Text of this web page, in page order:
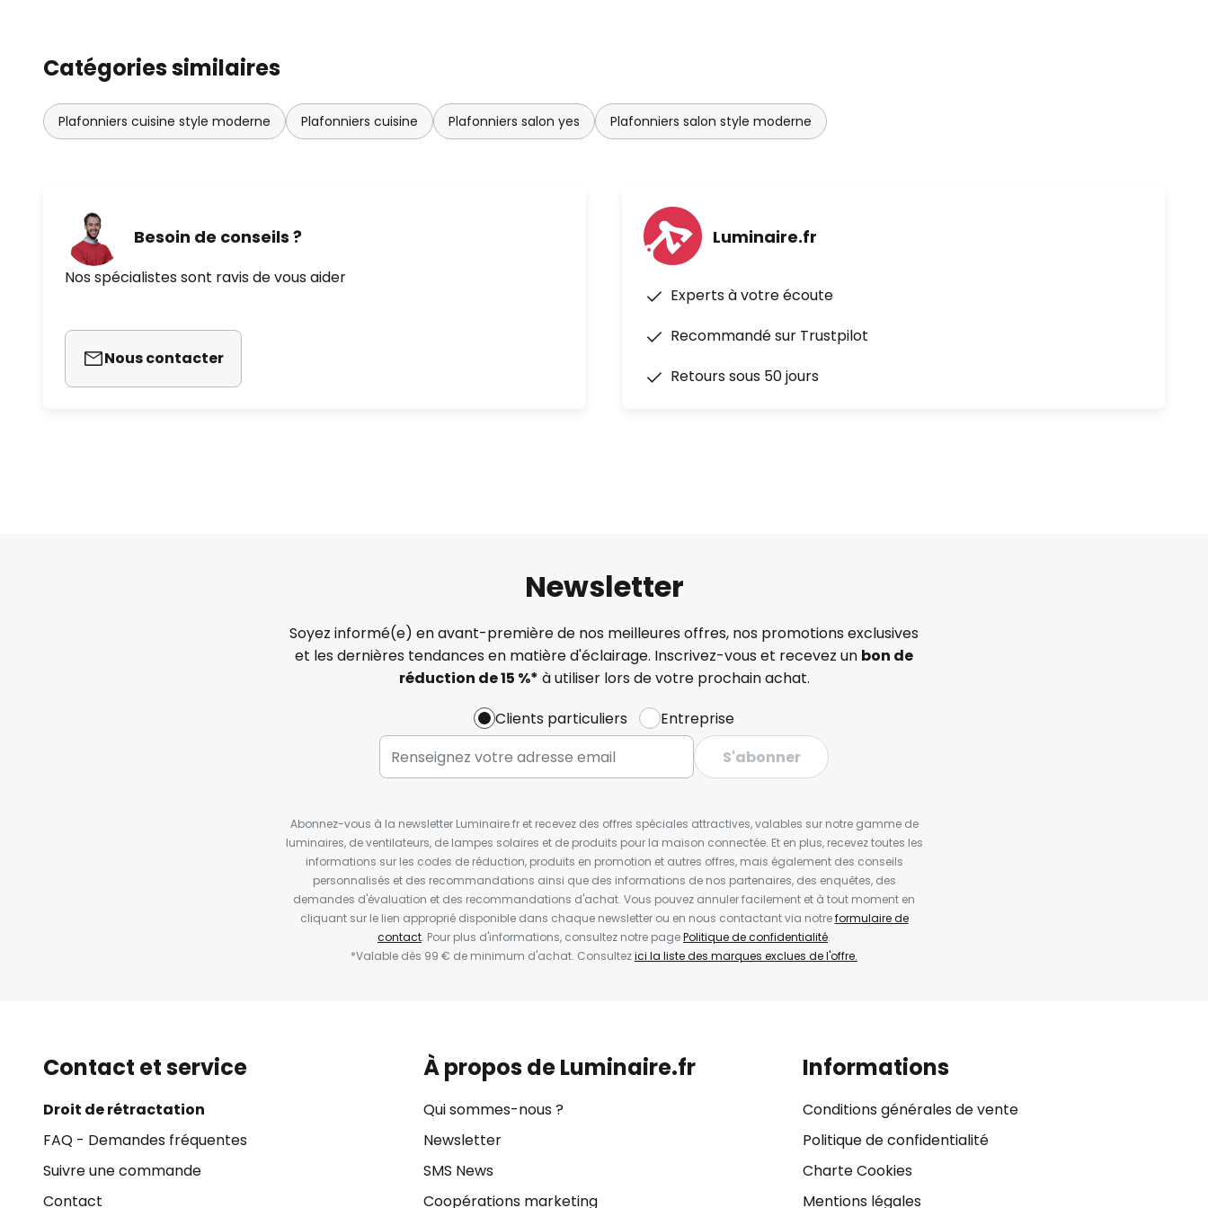
Catégories similaires
Plafonniers cuisine style moderne Plafonniers cuisine Plafonniers salon yes Plafonniers salon style moderne
Besoin de conseils ?
Nos spécialistes sont ravis de vous aider
Nous contacter
Luminaire.fr
Experts à votre écoute
Recommandé sur Trustpilot
Retours sous 50 jours
Newsletter
Soyez informé(e) en avant-première de nos meilleures offres, nos promotions exclusives
et les dernières tendances en matière d'éclairage. Inscrivez-vous et recevez un bon de
réduction de 15 %* à utiliser lors de votre prochain achat.
Clients particuliers
Entreprise
S'abonner
Abonnez-vous à la newsletter Luminaire.fr et recevez des offres spéciales attractives, valables sur notre gamme de
luminaires, de ventilateurs, de lampes solaires et de produits pour la maison connectée. Et en plus, recevez toutes les
informations sur les codes de réduction, produits en promotion et autres offres, mais également des conseils
personnalisés et des recommandations ainsi que des informations de nos partenaires, des enquêtes, des
demandes d'évaluation et des recommandations d'achat. Vous pouvez annuler facilement et à tout moment en
cliquant sur le lien approprié disponible dans chaque newsletter ou en nous contactant via notreformulaire de
contact. Pour plus d'informations, consultez notre pagePolitique de confidentialité.
*Valable dès 99 € de minimum d'achat. Consultezici la liste des marques exclues de l'offre.
Contact et service
Droit de rétractation
FAQ - Demandes fréquentes
Suivre une commande
Contact
À propos de Luminaire.fr
Qui sommes-nous ?
Newsletter
SMS News
Coopérations marketing
Informations
Conditions générales de vente
Politique de confidentialité
Charte Cookies
Mentions légales